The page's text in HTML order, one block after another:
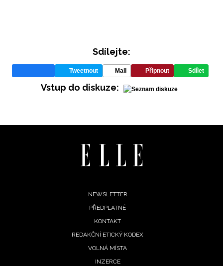
Sdílejte:
Tweetnout Mail Připnout Sdílet
Vstup do diskuze:
NEWSLETTER
PŘEDPLATNÉ
KONTAKT
REDAKČNÍ ETICKÝ KODEX
VOLNÁ MÍSTA
INZERCE